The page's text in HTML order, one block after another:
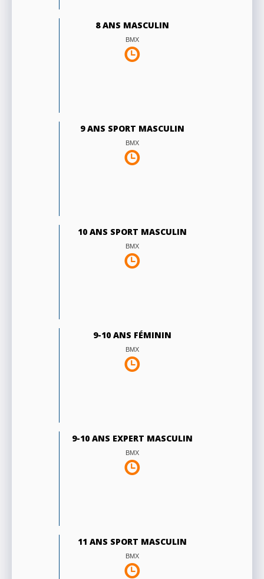
8 ANS MASCULIN
BMX
9 ANS SPORT MASCULIN
BMX
10 ANS SPORT MASCULIN
BMX
9-10 ANS FÉMININ
BMX
9-10 ANS EXPERT MASCULIN
BMX
11 ANS SPORT MASCULIN
BMX